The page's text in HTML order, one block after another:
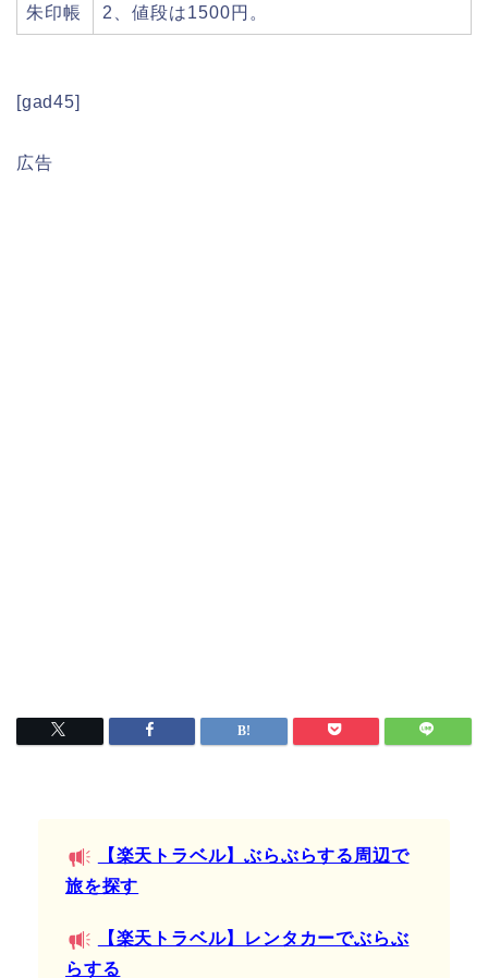
朱印帳
2、値段は1500円。
[gad45]
広告
【楽天トラベル】ぶらぶらする周辺で
旅を探す
【楽天トラベル】レンタカーでぶらぶ
らする